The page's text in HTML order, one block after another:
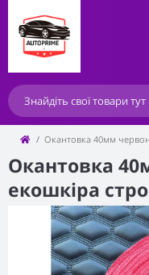
Окантовка 40мм
Окантовка
екошкіра